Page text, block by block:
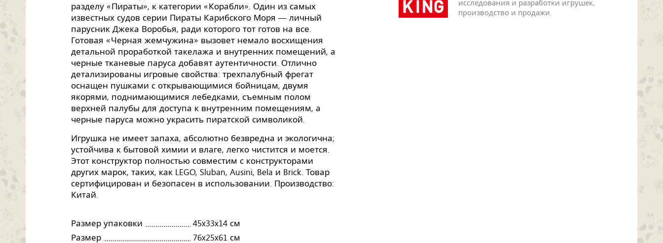
разделу «Пираты», к категории «Корабли». Один из самых
известных судов серии Пираты Карибского Моря — личный
парусник Джека Воробья, ради которого тот готов на все.
Готовая «Черная жемчужина» вызовет немало восхищения
детальной проработкой такелажа и внутренних помещений, а
черные тканевые паруса добавят аутентичности. Отлично
детализированы игровые свойства: трехпалубный фрегат
оснащен пушками с открывающимися бойницам, двумя
якорями, поднимающимися лебедками, съемным полом
верхней палубы для доступа к внутренним помещениям, а
черные паруса можно украсить пиратской символикой.
Игрушка не имеет запаха, абсолютно безвредна и экологична;
устойчива к бытовой химии и влаге, легко чистится и моется.
Этот конструктор полностью совместим с конструкторами
других марок, таких, как LEGO, Sluban, Ausini, Bela и Brick. Товар
сертифицирован и безопасен в использовании. Производство:
Китай.
Размер упаковки
45x33x14 см
Размер
76x25x61 см
исследования и разработки игрушек,
производство и продажи.